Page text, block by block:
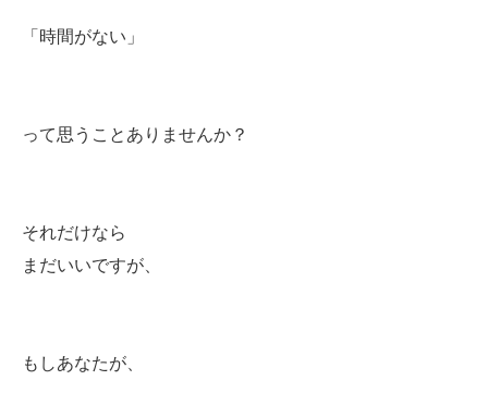
「時間がない」
って思うことありませんか？
それだけなら
まだいいですが、
もしあなたが、